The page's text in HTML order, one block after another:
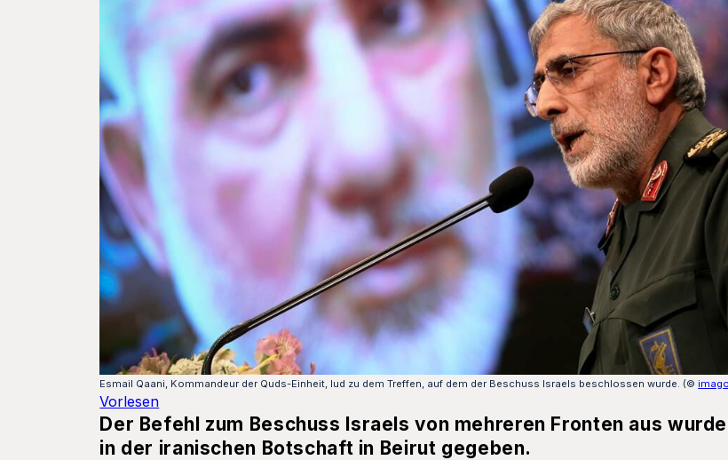
Esmail Qaani, Kommandeur der Quds-Einheit, lud zu dem Treffen, auf dem der Beschuss Israels beschlossen wurde. (©
Vorlesen
Der Befehl zum Beschuss Israels von mehreren Fronten aus
in der iranischen Botschaft in Beirut gegeben.